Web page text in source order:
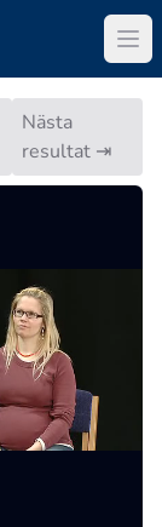
Nästa
resultat ⇥